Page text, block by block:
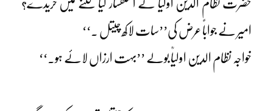
حضرت نظام الدین اولیاؒ نے استفسار کیا کتنے میں خریدے؟
امیر نے جواباً عرض کی’’سات لاکھ چیتل ۔‘‘
خواجہ نظام الدین اولیاؒ بولے ’’بہت ارزاں لائے ہو۔‘‘